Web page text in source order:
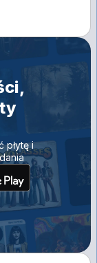
płytę i